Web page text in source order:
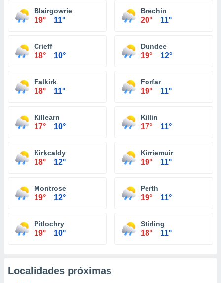
Blairgowrie
19° 11°
Brechin
20° 11°
Crieff
18° 10°
Dundee
19° 12°
Falkirk
18° 11°
Forfar
19° 11°
Killearn
17° 10°
Killin
17° 11°
Kirkcaldy
18° 12°
Kirriemuir
19° 11°
Montrose
19° 12°
Perth
19° 11°
Pitlochry
19° 10°
Stirling
18° 11°
Localidades próximas